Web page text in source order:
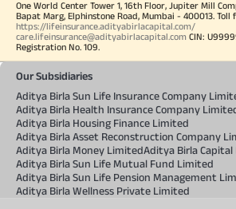
One World Center Tower 1, 16th Floor, Jupiter Mill
Bapat Marg, Elphinstone Road, Mumbai - 400013. Toll
https://lifeinsurance.adityabirlacapital.com/
care.lifeinsurance@adityabirlacapital.com CIN:
Registration No. 109.
Our Subsidiaries
Aditya Birla Sun Life Insurance Company
Aditya Birla Health Insurance Company
Aditya Birla Housing Finance Limited
Aditya Birla Asset Reconstruction Company
Aditya Birla Money LimitedAditya Birla
Aditya Birla Sun Life Mutual Fund Limited
Aditya Birla Sun Life Pension Management
Aditya Birla Wellness Private Limited